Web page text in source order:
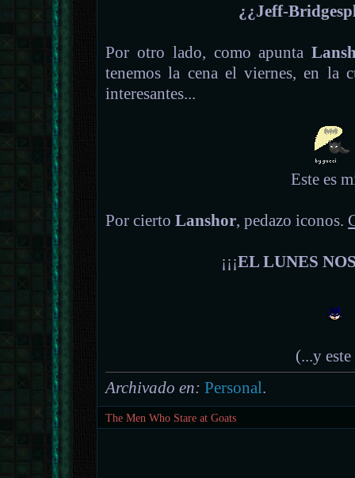
¿¿Jeff-
Por otro lado, como apunta
tenemos la cena el viernes, en la
interesantes...
Este es
Por ciertoLanshor, pedazo iconos.
¡¡¡EL LUNES
(...y este
Archivado en: Personal.
The Men Who Stare at Goats